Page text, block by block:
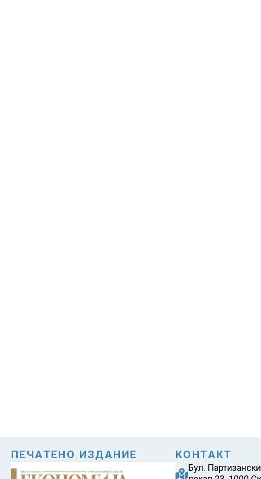
ПЕЧАТЕНО ИЗДАНИЕ КОНТАКТ
Бул.